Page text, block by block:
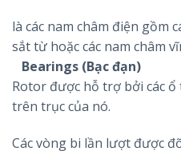
là các nam châm điện gồm
sắt từ hoặc các nam châm
Bearings (Bạc đạn)
Rotor được hỗ trợ bởi các
trên trục của nó.
Các vòng bi lần lượt được